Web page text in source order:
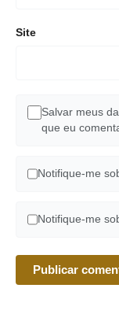
Site
Salvar meus
que eu
Notifique-me
Notifique-me